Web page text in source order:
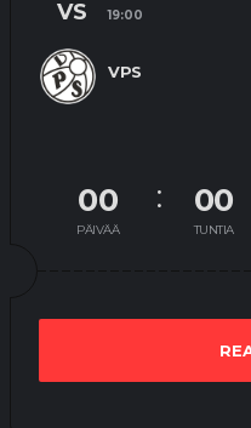
VPS
VS 19:00
00
PÄIVÄÄ
00
TUNTIA